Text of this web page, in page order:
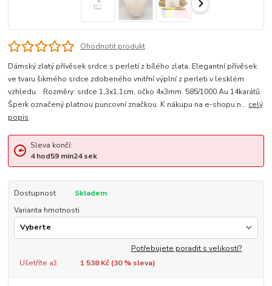
Ohodnotit produkt
Dámský zlatý přívěsek srdce s perletí z bílého zlata. Elegantní přívěsek
ve tvaru šikmého srdce zdobeného vnitřní výplní z perleti v lesklém
vzhledu. Rozměry: srdce 1,3x1,1cm, očko 4x3mm. 585/1000 Au 14karátů.
Šperk označený platnou puncovní značkou. K nákupu na e-shopu n... celý
popis
Sleva končí:
4hod59min23sek
Dostupnost
Skladem
Varianta hmotnosti
Potřebujete poradit s velikostí?
Ušetříte až
1 538 Kč (30% sleva)